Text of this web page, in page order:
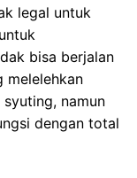
legal untuk
bisa berjalan
melelehkan
namun
dengan total